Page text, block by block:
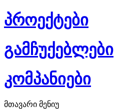
პროექტები
გამჩუქებლები
კომპანიები
მთავარი მენიუ